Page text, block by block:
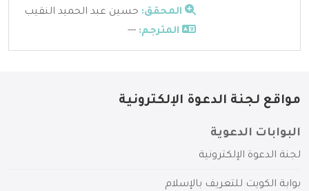
المحقق: حسين عبد الحميد النقيب
المترجم: ---
مواقع لجنة الدعوة الإلكترونية
البوابات الدعوية
لجنة الدعوة الإلكترونية
بوابة الكويت للتعريف بالإسلام